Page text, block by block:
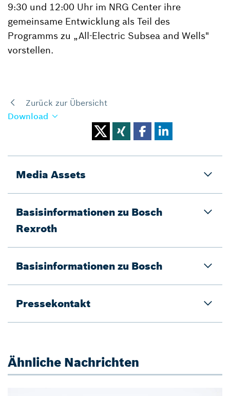
9:30 und 12:00 Uhr im NRG Center ihre
gemeinsame Entwicklung als Teil des
Programms zu „All-Electric Subsea and Wells"
vorstellen.
Zurück zur Übersicht
Download
Media Assets
Basisinformationen zu Bosch
Rexroth
Basisinformationen zu Bosch
Pressekontakt
Ähnliche Nachrichten